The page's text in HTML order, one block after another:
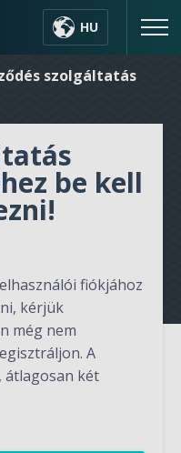
HU
szolgáltatás
be kell
fiókjához
kérjük
még nem
A
átlagosan két